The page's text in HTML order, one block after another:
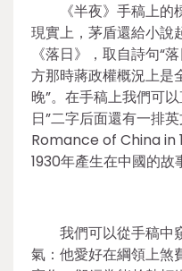
《半夜》手稿上的
現實上，茅盾還給小說
《落日》，取自詩句“
方那時蔣政權概況上是
晚”。在手稿上我們可
日”二字后面還有一排
Romance of China in
1930年產生在中國的故
我們可以從手稿中
氣：他愛好在綱領上煞